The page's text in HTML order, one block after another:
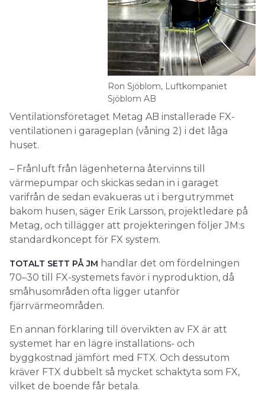
Ron Sjöblom, Luftkompaniet
Sjöblom AB
Ventilationsföretaget Metag AB installerade FX-
ventilationen i garageplan (våning 2) i det låga
huset.
– Frånluft från lägenheterna återvinns till
värmepumpar och skickas sedan in i garaget
varifrån de sedan evakueras ut i bergutrymmet
bakom husen, säger Erik Larsson, projektledare på
Metag, och tillägger att projekteringen följer JM:s
standardkoncept för FX system.
TOTALT SETT PÅ JM handlar det om fördelningen
70–30 till FX-systemets favör i nyproduktion, då
småhusområden ofta ligger utanför
fjärrvärmeområden.
En annan förklaring till övervikten av FX är att
systemet har en lägre installations- och
byggkostnad jämfört med FTX. Och dessutom
kräver FTX dubbelt så mycket schaktyta som FX,
vilket de boende får betala.